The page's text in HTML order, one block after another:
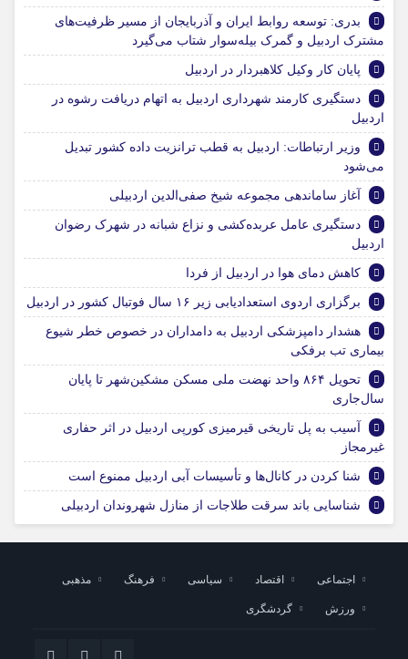
بدری: توسعه روابط ایران و آذربایجان از مسیر ظرفیت‌های
مشترک اردبیل و گمرک بیله‌سوار شتاب می‌گیرد
پایان کار وکیل کلاهبردار در اردبیل
دستگیری کارمند شهرداری اردبیل به اتهام دریافت رشوه در
اردبیل
وزیر ارتباطات: اردبیل به قطب ترانزیت داده کشور تبدیل
می‌شود
آغاز ساماندهی مجموعه شیخ صفی‌الدین اردبیلی
دستگیری عامل عربده‌کشی و نزاع شبانه در شهرک رضوان
اردبیل
کاهش دمای هوا در اردبیل از فردا
برگزاری اردوی استعدادیابی زیر ۱۶ سال فوتبال کشور در اردبیل
هشدار دامپزشکی اردبیل به دامداران در خصوص خطر شیوع
بیماری تب برفکی
تحویل ۸۶۴ واحد نهضت ملی مسکن مشکین‌شهر تا پایان
سال‌جاری
آسیب به پل تاریخی قیرمیزی کورپی اردبیل در اثر حفاری
غیرمجاز
شنا کردن در کانال‌ها و تأسیسات آبی اردبیل ممنوع است
شناسایی باند سرقت طلاجات از منازل شهروندان اردبیلی
اجتماعی اقتصاد سیاسی فرهنگ مذهبی
ورزش گردشگری